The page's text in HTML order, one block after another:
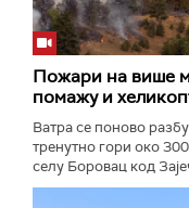
Пожари на више
помажу и
Ватра се поново
тренутно гори око
селу Боровац код